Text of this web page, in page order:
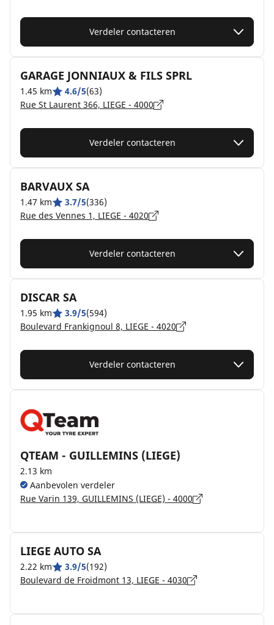
Verdeler contacteren
GARAGE JONNIAUX & FILS SPRL
1.45 km 4.6/5(63)
Rue St Laurent 366, LIEGE - 4000
Verdeler contacteren
BARVAUX SA
1.47 km 3.7/5(336)
Rue des Vennes 1, LIEGE - 4020
Verdeler contacteren
DISCAR SA
1.95 km 3.9/5(594)
Boulevard Frankignoul 8, LIEGE - 4020
Verdeler contacteren
QTEAM - GUILLEMINS (LIEGE)
2.13 km
Aanbevolen verdeler
Rue Varin 139, GUILLEMINS (LIEGE) - 4000
LIEGE AUTO SA
2.22 km 3.9/5(192)
Boulevard de Froidmont 13, LIEGE - 4030